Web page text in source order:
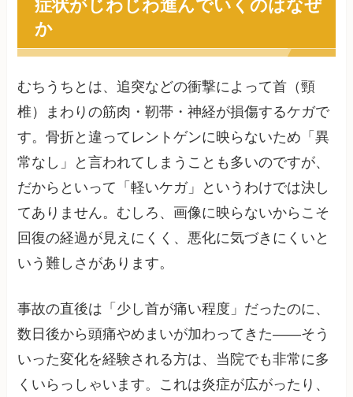
か
むちうちとは、追突などの衝撃によって首（頸
椎）まわりの筋肉・靭帯・神経が損傷するケガで
す。骨折と違ってレントゲンに映らないため「異
常なし」と言われてしまうことも多いのですが、
だからといって「軽いケガ」というわけでは決し
てありません。むしろ、画像に映らないからこそ
回復の経過が見えにくく、悪化に気づきにくいと
いう難しさがあります。
事故の直後は「少し首が痛い程度」だったのに、
数日後から頭痛やめまいが加わってきた——そう
いった変化を経験される方は、当院でも非常に多
くいらっしゃいます。これは炎症が広がったり、